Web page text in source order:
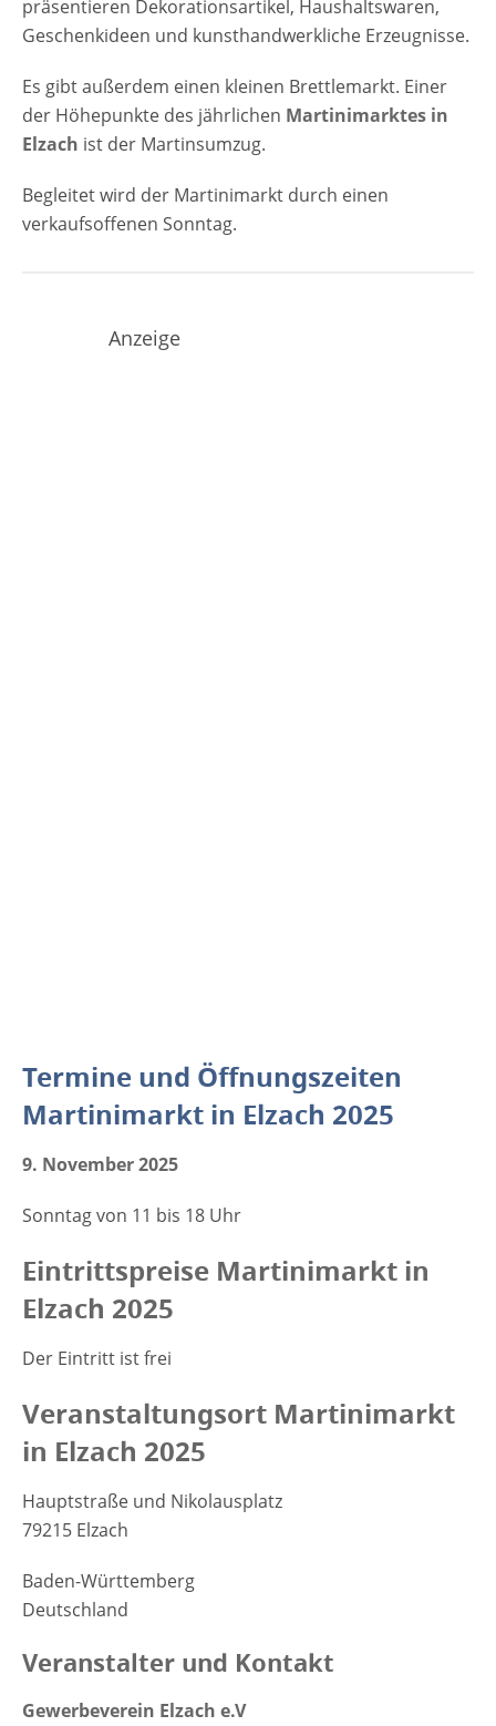
präsentieren Dekorationsartikel, Haushaltswaren,
Geschenkideen und kunsthandwerkliche Erzeugnisse.
Es gibt außerdem einen kleinen Brettlemarkt. Einer
der Höhepunkte des jährlichen Martinimarktes in
Elzach ist der Martinsumzug.
Begleitet wird der Martinimarkt durch einen
verkaufsoffenen Sonntag.
Anzeige
Termine und Öffnungszeiten
Martinimarkt in Elzach 2025
9. November 2025
Sonntag von 11 bis 18 Uhr
Eintrittspreise Martinimarkt in
Elzach 2025
Der Eintritt ist frei
Veranstaltungsort Martinimarkt
in Elzach 2025
Hauptstraße und Nikolausplatz
79215 Elzach
Baden-Württemberg
Deutschland
Veranstalter und Kontakt
Gewerbeverein Elzach e.V